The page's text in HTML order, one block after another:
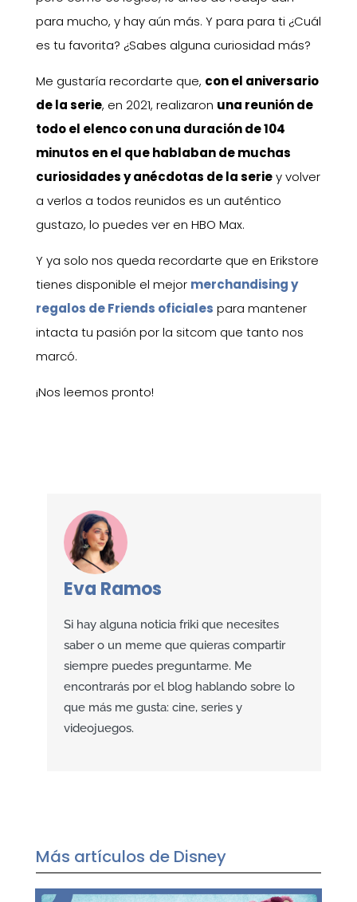
para mucho, y hay aún más. Y para para ti ¿Cuál
es tu favorita? ¿Sabes alguna curiosidad más?
Me gustaría recordarte que, con el aniversario
de la serie, en 2021, realizaron una reunión de
todo el elenco con una duración de 104
minutos en el que hablaban de muchas
curiosidades y anécdotas de la seriey volver
a verlos a todos reunidos es un auténtico
gustazo, lo puedes ver en HBO Max.
Y ya solo nos queda recordarte que en Erikstore
tienes disponible el mejor merchandising y
regalos de Friends oficiales para mantener
intacta tu pasión por la sitcom que tanto nos
marcó.
¡Nos leemos pronto!
Eva Ramos
Si hay alguna noticia friki que necesites
saber o un meme que quieras compartir
siempre puedes preguntarme. Me
encontrarás por el blog hablando sobre lo
que más me gusta: cine, series y
videojuegos.
Más artículos de Disney